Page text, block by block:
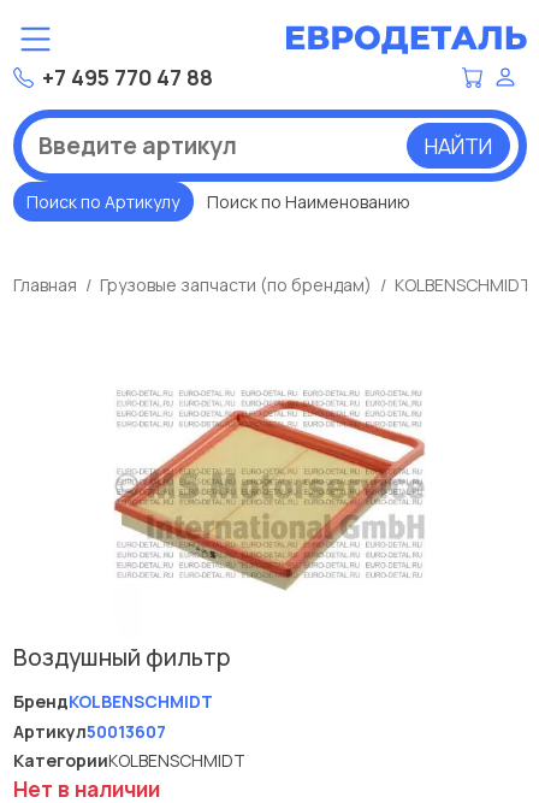
+7 495 770 47 88
НАЙТИ
Поиск по Артикулу Поиск по Наименованию
Главная Грузовые запчасти (по брендам) KOLBENSCHMIDT
Воздушный фильтр
БрендKOLBENSCHMIDT
Артикул50013607
КатегорииKOLBENSCHMIDT
Нет в наличии